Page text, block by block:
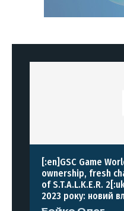
[:en]GSC Game
ownership, fresh
of S.T.A.L.K.E.R.
2023 року: новий